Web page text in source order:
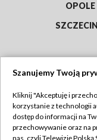
OPOLE
SZCZECIN
Abonament TVP
Szanujemy Twoją
Kliknij "Akceptuję i
korzystanie z technologii
dostęp do informacji na
przechowywanie oraz na
nas, czyli Telewizję Polską